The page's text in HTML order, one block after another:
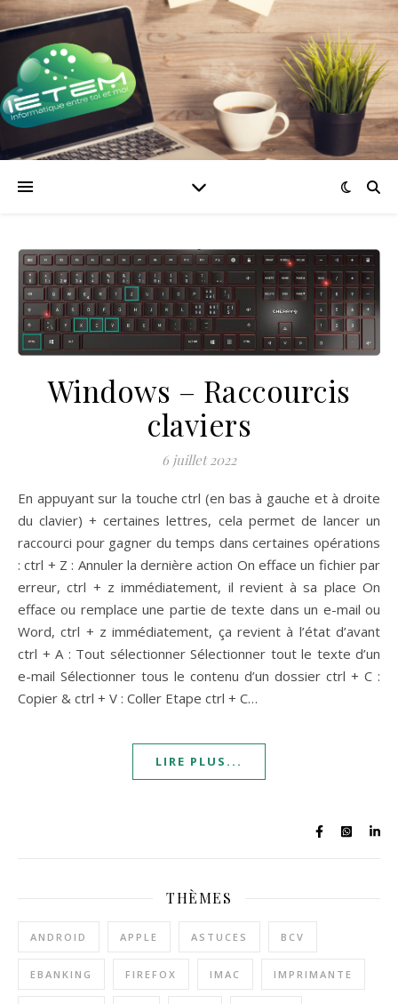
Windows – Raccourcis
claviers
6 juillet 2022
En appuyant sur la touche ctrl (en bas à gauche et à droite
du clavier) + certaines lettres, cela permet de lancer un
raccourci pour gagner du temps dans certaines opérations
: ctrl + Z : Annuler la dernière action On efface un fichier par
erreur, ctrl + z immédiatement, il revient à sa place On
efface ou remplace une partie de texte dans un e-mail ou
Word, ctrl + z immédiatement, ça revient à l’état d’avant
ctrl + A : Tout sélectionner Sélectionner tout le texte d’un
e-mail Sélectionner tous le contenu d’un dossier ctrl + C :
Copier & ctrl + V : Coller Etape ctrl + C…
LIRE PLUS...
THÈMES
ANDROID APPLE ASTUCES BCV
EBANKING FIREFOX IMAC IMPRIMANTE